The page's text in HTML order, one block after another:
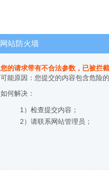
网站防火墙
您的请求带有不合法参数，已被拦截
可能原因：您提交的内容包含危险
如何解决：
1）检查提交内容；
2）请联系网站管理员；